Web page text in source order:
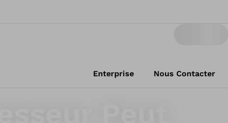
Enterprise Nous Contacter